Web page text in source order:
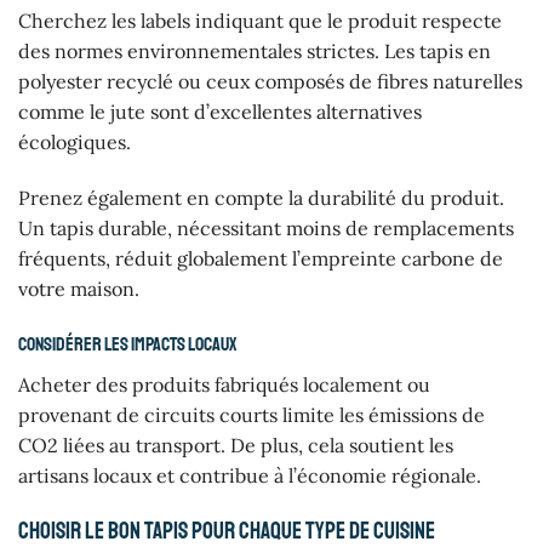
Cherchez les labels indiquant que le produit respecte
des normes environnementales strictes. Les tapis en
polyester recyclé ou ceux composés de fibres naturelles
comme le jute sont d’excellentes alternatives
écologiques.
Prenez également en compte la durabilité du produit.
Un tapis durable, nécessitant moins de remplacements
fréquents, réduit globalement l’empreinte carbone de
votre maison.
Considérer les impacts locaux
Acheter des produits fabriqués localement ou
provenant de circuits courts limite les émissions de
CO2 liées au transport. De plus, cela soutient les
artisans locaux et contribue à l’économie régionale.
Choisir le bon tapis pour chaque type de cuisine